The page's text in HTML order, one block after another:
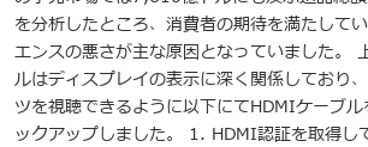
を分析したところ、消費者の期待を満たして
エンスの悪さが主な原因となっていました。
ルはディスプレイの表示に深く関係しており
ツを視聴できるように以下にてHDMIケーブ
ックアップしました。 1. HDMI認証を取得し